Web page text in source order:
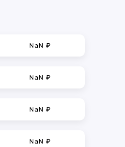
NaN ₽
NaN ₽
NaN ₽
NaN ₽